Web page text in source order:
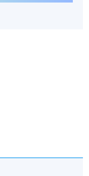
程度）* 的入學要
法學院、律政司、
表。